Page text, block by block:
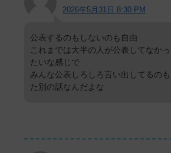
2026年5月31日 8:30 PM
公表するのもしないのも自由
これまでは大半の人が公表してなか
たいな感じで
みんな公表しろしろ言い出してるの
た別の話なんだよな